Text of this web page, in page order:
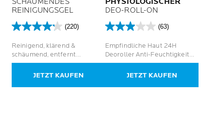
REINIGUNGSGEL
(220)
4.2
5
Sternen.
Bewertungen
Reinigend, klärend &
schäumend, entfernt
Unreinheiten, mildert die
Talgproduktion .tb_button
right: 1px solid
JETZT KAUFEN
DEO-ROLL-ON
(63)
3.0
5
Sternen.
Bewertungen
Empfindliche Haut 24H
Deoroller Anti-Feuchtigkeit
Anti-Geruch
JETZT KAUFEN